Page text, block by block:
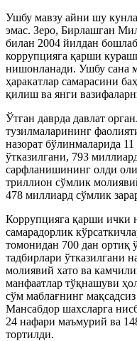
Ушбу мавзу айни шу
эмас. Зеро, Бирлашган
билан 2004 йилдан
коррупцияга қарши
нишонланади. Ушбу сана
ҳаракатлар самарасини
қилиш ва янги
Ўтган даврда давлат
тузилмаларининг
назорат бўлинмаларида
ўтказилгани, 793
сарфланишининг олди
триллион сўмлик
478 миллиард сўмлик
Коррупцияга қарши ички
самарадорлик
томонидан 700 дан ортиқ
тадбирлари ўтказилгани
молиявий хато ва
манфаатлар тўқнашуви
сўм маблағнинг
Мансабдор шахсларга
24 нафари маъмурий ва
тортилди.